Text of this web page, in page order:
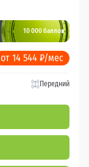
10 000 баллов
от 14 544 ₽/мес
Передний